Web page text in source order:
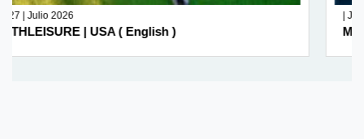
MUNDO EJECUTIVO | México